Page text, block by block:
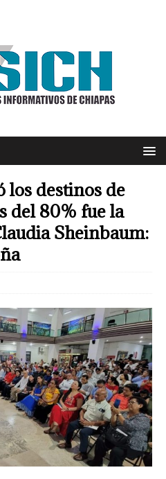
los destinos de
del 80% fue la
Sheinbaum: